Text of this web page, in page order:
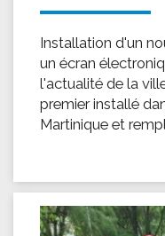
Installation d'un
un écran
l'actualité de la
premier installé
Martinique et